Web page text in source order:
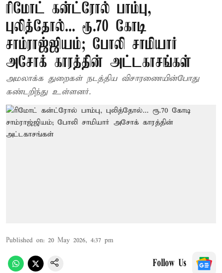
ரிமோட் கன்ட்ரோல் பாம்பு,
புலித்தோல்... ரூ.70 கோடி
சாம்ராஜ்ஜியம்; போலி சாமியார்
அசோக் காரத்தின் அட்டகாசங்கள்
அமலாக்க துறைகள் நடத்திய விசாரணையின்போது
கண்டறிந்து உள்ளனர்.
Published on: 20 May 2026, 4:37 pm
Follow Us